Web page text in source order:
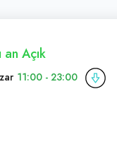
an Açık
11:00 - 23:00